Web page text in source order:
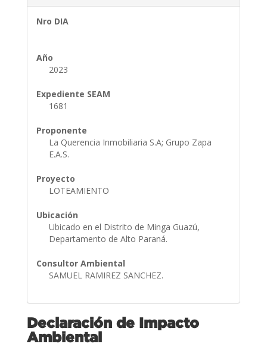
Nro DIA
Año
2023
Expediente SEAM
1681
Proponente
La Querencia Inmobiliaria S.A; Grupo Zapa
E.A.S.
Proyecto
LOTEAMIENTO
Ubicación
Ubicado en el Distrito de Minga Guazú,
Departamento de Alto Paraná.
Consultor Ambiental
SAMUEL RAMIREZ SANCHEZ.
Declaración de Impacto
Ambiental